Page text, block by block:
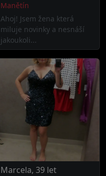
Manětín
Ahoj! Jsem žena která
miluje novinky a nesnáší
jakoukoli...
Marcela, 39 let